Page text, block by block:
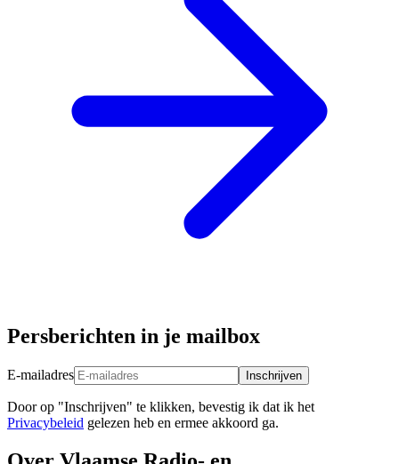
Persberichten in je mailbox
E-mailadres Inschrijven
Door op "Inschrijven" te klikken, bevestig ik dat ik het
Privacybeleid gelezen heb en ermee akkoord ga.